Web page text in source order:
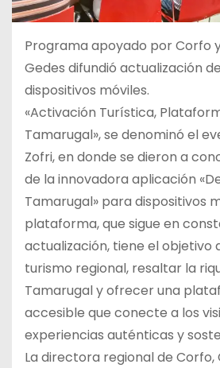
Programa apoyado por Corfo
Gedes difundió actualización
dispositivos móviles.
«Activación Turística,
Tamarugal», se denominó el
Zofri, en donde se dieron a
de la innovadora aplicación
Tamarugal» para dispositivos
plataforma, que sigue en
actualización, tiene el objetivo
turismo regional, resaltar la
Tamarugal y ofrecer una
accesible que conecte a los
experiencias auténticas y
La directora regional de Corfo,